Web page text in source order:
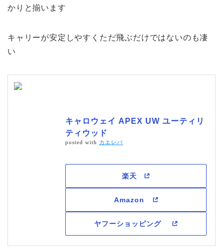
かりと揃います
キャリーが安定しやすくただ飛ぶだけではないのも凄
い
キャロウェイ APEX UW ユーティリ
ティウッド
posted with カエレバ